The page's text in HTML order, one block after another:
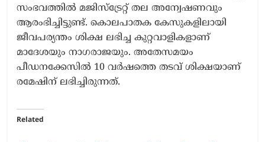
സംഭവത്തിൽ മജിസ്ട്രേറ്റ് തല അന്വേഷണവും
ആരംഭിച്ചിട്ടുണ്ട്. കൊലപാതക കേസുകളിലായി
ജീവപര്യന്തം ശിക്ഷ ലഭിച്ച കുറ്റവാളികളാണ്
മാദേശയും നാഗരാജയും. അതേസമയം
പീഡനക്കേസിൽ 10 വർഷത്തെ തടവ് ശിക്ഷയാണ്
രമേഷിന് ലഭിച്ചിരുന്നത്.
Related